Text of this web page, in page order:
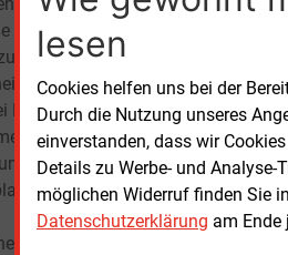
lesen
Cookies helfen uns bei der
Durch die Nutzung unseres
einverstanden, dass wir
Details zu Werbe- und
möglichen Widerruf finden Sie
Datenschutzerklärung am Ende
nordöstlich von Köln
Beispiel. Und dann
über einen einzigen
NRW-Kommunen sich
heraus
eine abgestimmte
der drei Rathäuser
Auf
folgt